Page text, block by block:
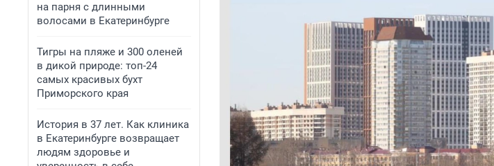
на парня с длинными
волосами в Екатеринбурге
Тигры на пляже и 300 оленей
в дикой природе: топ-24
самых красивых бухт
Приморского края
История в 37 лет. Как клиника
в Екатеринбурге возвращает
людям здоровье и